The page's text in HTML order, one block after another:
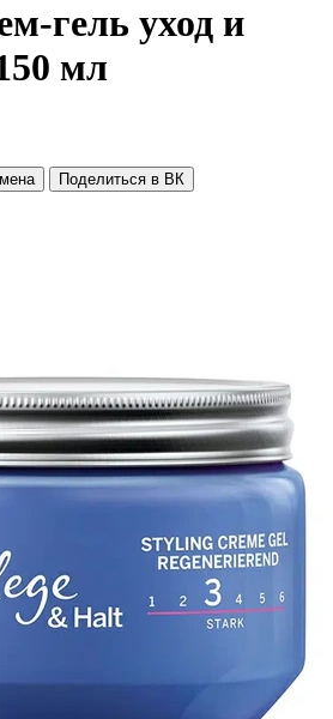
гель уход и
мл
Поделиться в ВК